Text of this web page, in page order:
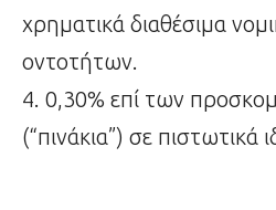
χρηματικά διαθέσιμα
οντοτήτων.
4. 0,30% επί των
(“πινάκια”) σε πιστωτικά